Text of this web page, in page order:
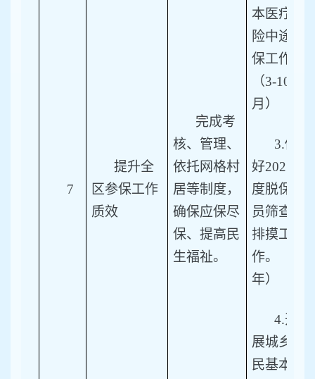
7
提升全
区参保工作
质效
完成考
核、管理、
依托网格村
居等制度，
确保应保尽
保、提高民
生福祉。
本医疗保
险中途参
保工作。
（3-10
月）
3.做
好2025年
度脱保人
员筛查及
排摸工
作。（全
年）
4.开
展城乡居
民基本医